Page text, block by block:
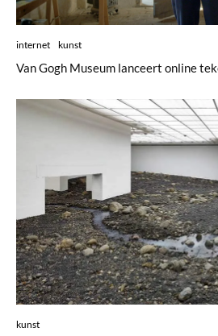
internet kunst
Van Gogh Museum lanceert online
kunst